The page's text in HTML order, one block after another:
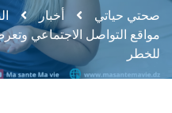
صحتي حياتي أخبار
مواقع التواصل الاجتماعي
للخطر